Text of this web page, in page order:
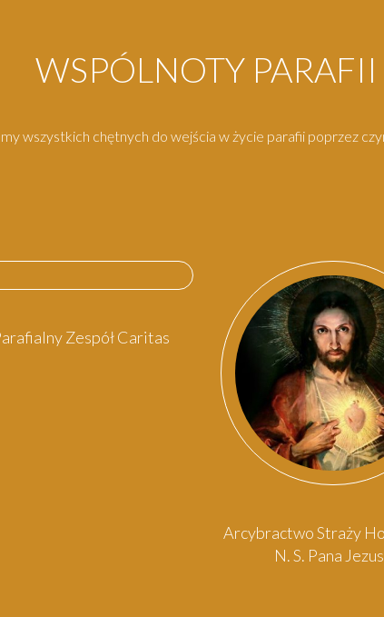
WSPÓLNOTY PARAFII
wszystkich chętnych do wejścia w życie parafii poprzez
Zespół Caritas
Arcybractwo Straży
N. S. Pana